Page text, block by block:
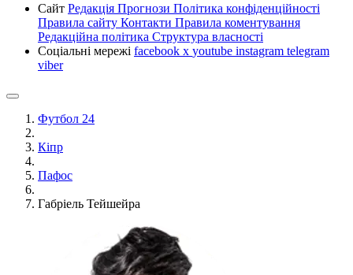
Сайт Редакція Прогнози Політика конфіденційності
Правила сайту Контакти Правила коментування
Редакційна політика Структура власності
Соціальні мережі facebook x youtube instagram telegram
viber
Футбол 24
Кіпр
Пафос
Габріель Тейшейра